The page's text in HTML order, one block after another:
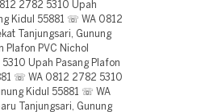
2782 5310 Upah
Kidul 55881 ☏ WA 0812
Tanjungsari, Gunung
PVC Nichol
Upah Pasang Plafon
☏ WA 0812 2782 5310
Kidul 55881 ☏ WA
Tanjungsari, Gunung